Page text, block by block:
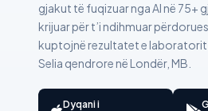
gjakut të fuqizuar nga AI në 75+
krijuar për t’i ndihmuar
kuptojnë rezultatet e laboratorit
Selia qendrore në Londër, MB.
Dyqani i
Română
简体中文
فارسی
Български